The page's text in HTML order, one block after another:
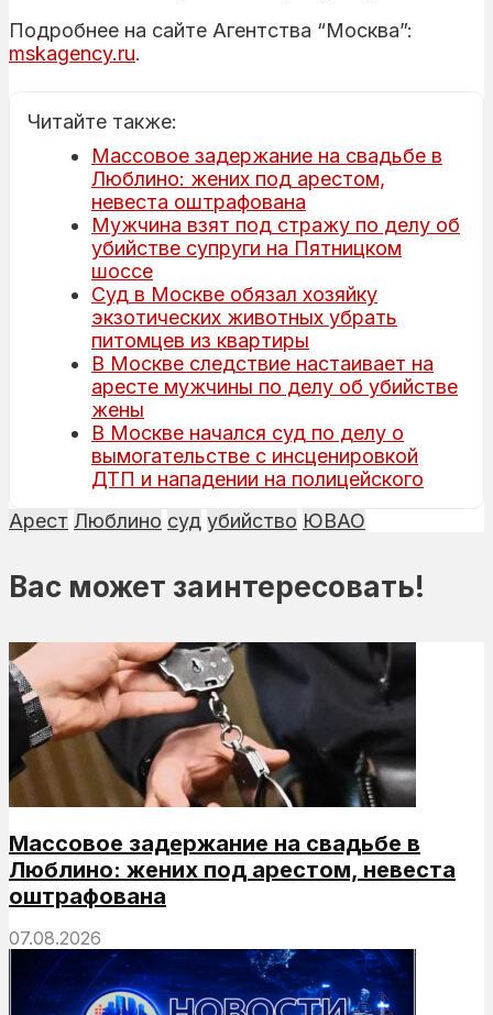
Подробнее на сайте Агентства “Москва”:
mskagency.ru.
Читайте также:
Массовое задержание на свадьбе в
Люблино: жених под арестом,
невеста оштрафована
Мужчина взят под стражу по делу об
убийстве супруги на Пятницком
шоссе
Суд в Москве обязал хозяйку
экзотических животных убрать
питомцев из квартиры
В Москве следствие настаивает на
аресте мужчины по делу об убийстве
жены
В Москве начался суд по делу о
вымогательстве с инсценировкой
ДТП и нападении на полицейского
Арест Люблино суд убийство ЮВАО
Вас может заинтересовать!
Массовое задержание на свадьбе в
Люблино: жених под арестом, невеста
оштрафована
07.08.2026